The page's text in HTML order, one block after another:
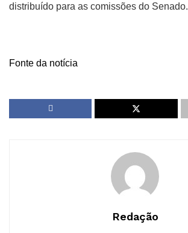
distribuído para as comissões do Senado.
Fonte da notícia
Redação